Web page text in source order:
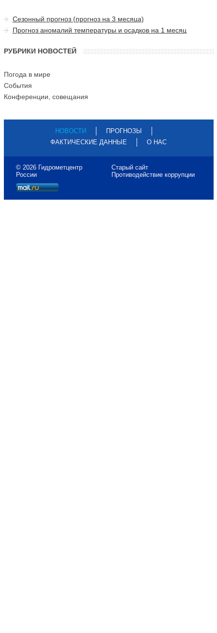
Сезонный прогноз (прогноз на 3 месяца)
Прогноз аномалий температуры и осадков на 1 месяц
РУБРИКИ НОВОСТЕЙ
Погода в мире
События
Конференции, совещания
НОВОСТИ
ПРОГНОЗЫ
ФАКТИЧЕСКИЕ ДАННЫЕ
О НАС
© 2026 Гидрометцентр
России
Старый сайт
Противодействие коррупции